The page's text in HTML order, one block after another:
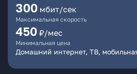
300 мбит/сек
Максимальная скорость
450 ₽/мес
Минимальная цена
Домашний интернет, ТВ,